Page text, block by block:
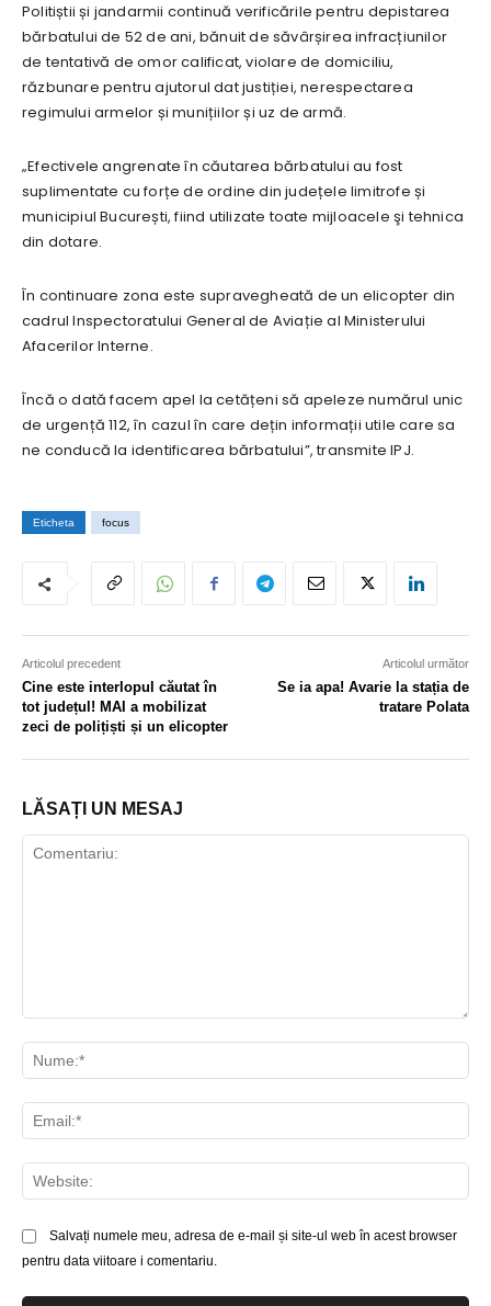
Politiștii și jandarmii continuă verificările pentru depistarea
bărbatului de 52 de ani, bănuit de săvârșirea infracțiunilor
de tentativă de omor calificat, violare de domiciliu,
răzbunare pentru ajutorul dat justiției, nerespectarea
regimului armelor și munițiilor și uz de armă.
„Efectivele angrenate în căutarea bărbatului au fost
suplimentate cu forțe de ordine din județele limitrofe și
municipiul București, fiind utilizate toate mijloacele şi tehnica
din dotare.
În continuare zona este supravegheată de un elicopter din
cadrul Inspectoratului General de Aviație al Ministerului
Afacerilor Interne.
Încă o dată facem apel la cetățeni să apeleze numărul unic
de urgență 112, în cazul în care dețin informații utile care sa
ne conducă la identificarea bărbatului”, transmite IPJ.
Eticheta focus
Articolul precedent
Cine este interlopul căutat în
tot județul! MAI a mobilizat
zeci de polițiști și un elicopter
Articolul următor
Se ia apa! Avarie la stația de
tratare Polata
LĂSAȚI UN MESAJ
Salvați numele meu, adresa de e-mail și site-ul web în acest browser
pentru data viitoare i comentariu.